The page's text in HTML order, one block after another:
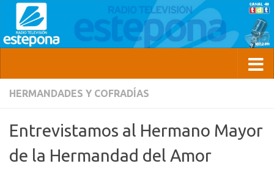
HERMANDADES Y COFRADÍAS
Entrevistamos al Hermano Mayor
de la Hermandad del Amor